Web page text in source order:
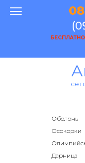
Оболонь
Осокорки
Дарница